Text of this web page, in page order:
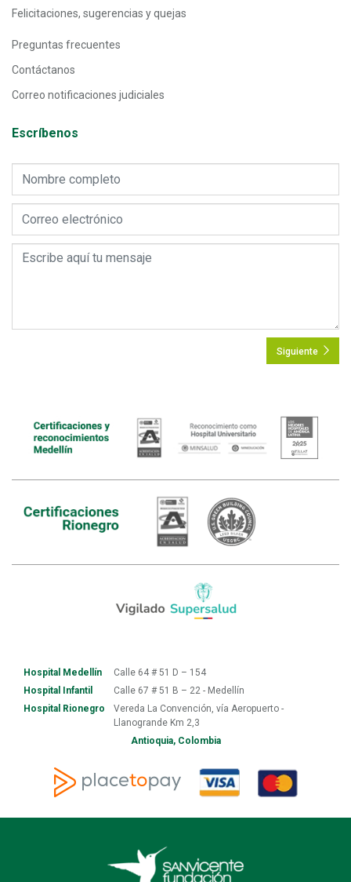
Felicitaciones, sugerencias y quejas
Preguntas frecuentes
Contáctanos
Correo notificaciones judiciales
Escríbenos
Siguiente
Hospital Medellín
Calle 64 # 51 D – 154
Hospital Infantil
Calle 67 # 51 B – 22 - Medellín
Hospital Rionegro
Vereda La Convención, vía Aeropuerto -
Llanogrande Km 2,3
Antioquia, Colombia